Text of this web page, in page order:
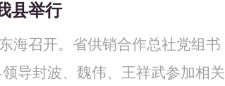
县举行
海召开。省供销合作总社党组书
导封波、魏伟、王祥武参加相关